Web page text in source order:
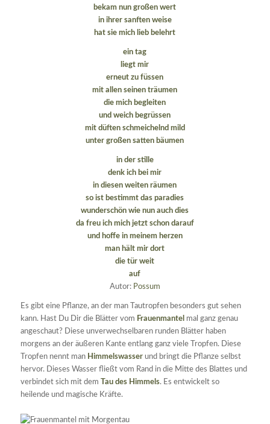
bekam nun großen wert
in ihrer sanften weise
hat sie mich lieb belehrt
ein tag
liegt mir
erneut zu füssen
mit allen seinen träumen
die mich begleiten
und weich begrüssen
mit düften schmeichelnd mild
unter großen satten bäumen
in der stille
denk ich bei mir
in diesen weiten räumen
so ist bestimmt das paradies
wunderschön wie nun auch dies
da freu ich mich jetzt schon darauf
und hoffe in meinem herzen
man hält mir dort
die tür weit
auf
Autor: Possum
Es gibt eine Pflanze, an der man Tautropfen besonders gut sehen
kann. Hast Du Dir die Blätter vom Frauenmantel mal ganz genau
angeschaut? Diese unverwechselbaren runden Blätter haben
morgens an der äußeren Kante entlang ganz viele Tropfen. Diese
Tropfen nennt man Himmelswasserund bringt die Pflanze selbst
hervor. Dieses Wasser fließt vom Rand in die Mitte des Blattes und
verbindet sich mit dem
Tau des Himmels. Es entwickelt so
heilende und magische Kräfte.